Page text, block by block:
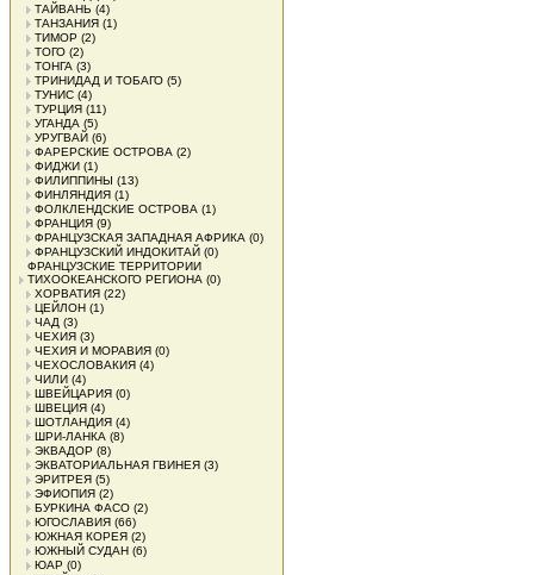
ТАЙВАНЬ (4)
ТАНЗАНИЯ (1)
ТИМОР (2)
ТОГО (2)
ТОНГА (3)
ТРИНИДАД И ТОБАГО (5)
ТУНИС (4)
ТУРЦИЯ (11)
УГАНДА (5)
УРУГВАЙ (6)
ФАРЕРСКИЕ ОСТРОВА (2)
ФИДЖИ (1)
ФИЛИППИНЫ (13)
ФИНЛЯНДИЯ (1)
ФОЛКЛЕНДСКИЕ ОСТРОВА (1)
ФРАНЦИЯ (9)
ФРАНЦУЗСКАЯ ЗАПАДНАЯ АФРИКА (0)
ФРАНЦУЗСКИЙ ИНДОКИТАЙ (0)
ФРАНЦУЗСКИЕ ТЕРРИТОРИИ
ТИХООКЕАНСКОГО РЕГИОНА (0)
ХОРВАТИЯ (22)
ЦЕЙЛОН (1)
ЧАД (3)
ЧЕХИЯ (3)
ЧЕХИЯ И МОРАВИЯ (0)
ЧЕХОСЛОВАКИЯ (4)
ЧИЛИ (4)
ШВЕЙЦАРИЯ (0)
ШВЕЦИЯ (4)
ШОТЛАНДИЯ (4)
ШРИ-ЛАНКА (8)
ЭКВАДОР (8)
ЭКВАТОРИАЛЬНАЯ ГВИНЕЯ (3)
ЭРИТРЕЯ (5)
ЭФИОПИЯ (2)
БУРКИНА ФАСО (2)
ЮГОСЛАВИЯ (66)
ЮЖНАЯ КОРЕЯ (2)
ЮЖНЫЙ СУДАН (6)
ЮАР (0)